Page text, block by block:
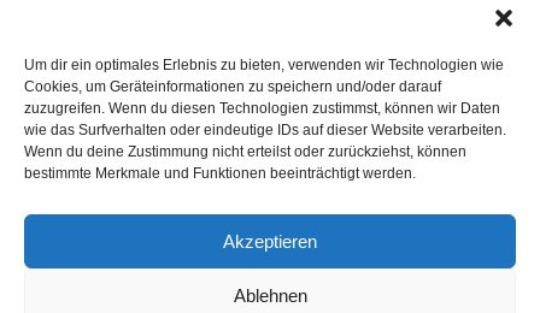
Um dir ein optimales Erlebnis zu bieten, verwenden wir Technologien wie
Cookies, um Geräteinformationen zu speichern und/oder darauf
zuzugreifen. Wenn du diesen Technologien zustimmst, können wir Daten
wie das Surfverhalten oder eindeutige IDs auf dieser Website verarbeiten.
Wenn du deine Zustimmung nicht erteilst oder zurückziehst, können
bestimmte Merkmale und Funktionen beeinträchtigt werden.
Akzeptieren
Ablehnen
Freuen sich auf die gemeinsame Zukunft als große
Lampe, Frank Reinker, Simon van Raalte, Jonas